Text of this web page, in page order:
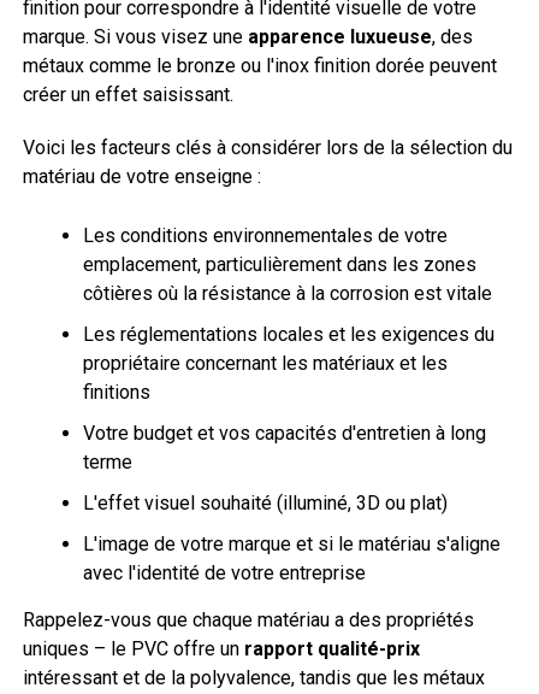
finition pour correspondre à l'identité visuelle de votre
marque. Si vous visez une apparence luxueuse, des
métaux comme le bronze ou l'inox finition dorée peuvent
créer un effet saisissant.
Voici les facteurs clés à considérer lors de la sélection du
matériau de votre enseigne :
Les conditions environnementales de votre
emplacement, particulièrement dans les zones
côtières où la résistance à la corrosion est vitale
Les réglementations locales et les exigences du
propriétaire concernant les matériaux et les
finitions
Votre budget et vos capacités d'entretien à long
terme
L'effet visuel souhaité (illuminé, 3D ou plat)
L'image de votre marque et si le matériau s'aligne
avec l'identité de votre entreprise
Rappelez-vous que chaque matériau a des propriétés
uniques – le PVC offre un rapport qualité-prix
intéressant et de la polyvalence, tandis que les métaux